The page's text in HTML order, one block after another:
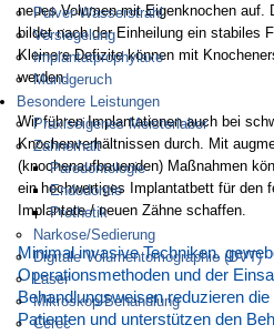
Pulver-Wasserstrahl
Versiegelung
Implantatprophylaxe
Mundgeruch
Besondere Leistungen
Praxiseigenes Meisterlabor
Zahnerhalt
Parodontologie
Endodontie
Prothetik
Narkose/Sedierung
Digitale Volumentomographie (DVT)
Laser
Mikroskop-Behandlung
Cerec
neues Volumen mit Eigenknochen auf.
bildet nach der Einheilung ein stabiles
Kleinere Defizite können mit
werden.
Wir führen Implantationen auch bei
Knochenverhältnissen durch. Mit
(knochenaufbauenden) Maßnahmen
ein hochwertiges Implantatbett für den
Implantate / neuen Zähne schaffen.
Minimal invasive Techniken,
Operationsmethoden und der
Behandlungsweisen reduzieren
Patienten und unterstützen den